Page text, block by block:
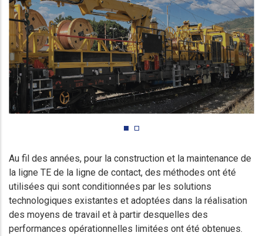
Au fil des années, pour la construction et la maintenance de
la ligne TE de la ligne de contact, des méthodes ont été
utilisées qui sont conditionnées par les solutions
technologiques existantes et adoptées dans la réalisation
des moyens de travail et à partir desquelles des
performances opérationnelles limitées ont été obtenues.